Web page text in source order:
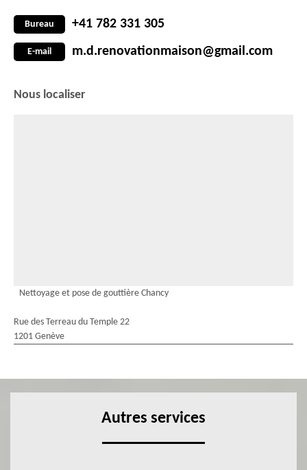
Bureau +41 782 331 305
E-mail m.d.renovationmaison@gmail.com
Nous localiser
Nettoyage et pose de gouttière Chancy
Rue des Terreau du Temple 22
1201 Genève
Autres services